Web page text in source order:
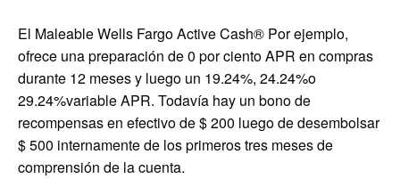
El Maleable Wells Fargo Active Cash® Por ejemplo,
ofrece una preparación de 0 por ciento APR en compras
durante 12 meses y luego un 19.24%, 24.24%o
29.24%variable APR. Todavía hay un bono de
recompensas en efectivo de $ 200 luego de desembolsar
$ 500 internamente de los primeros tres meses de
comprensión de la cuenta.